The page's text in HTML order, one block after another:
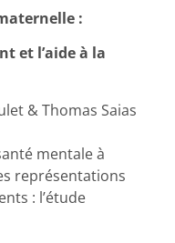
:
et l’aide à la
& Thomas Saias
mentale à
représentations
: l’étude